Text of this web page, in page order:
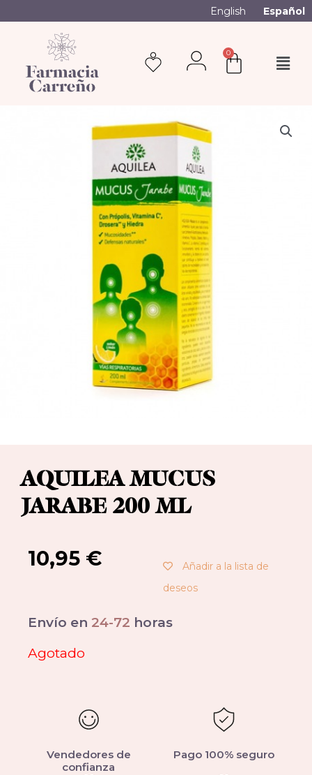
English Español
0
AQUILEA MUCUS
JARABE 200 ML
10,95 €
Añadir a la lista de
deseos
Envío en 24-72 horas
Agotado
Vendedores de
confianza
Pago 100% seguro